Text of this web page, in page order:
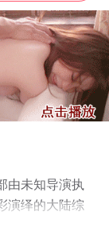
由未知导演执
演绎的大陆综
目就上星辰影